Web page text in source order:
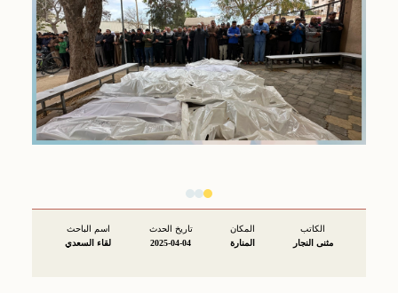
الكاتب
مثنى النجار
المكان
المنارة
تاريخ الحدث
2025-04-04
اسم الباحث
لقاء السعدي